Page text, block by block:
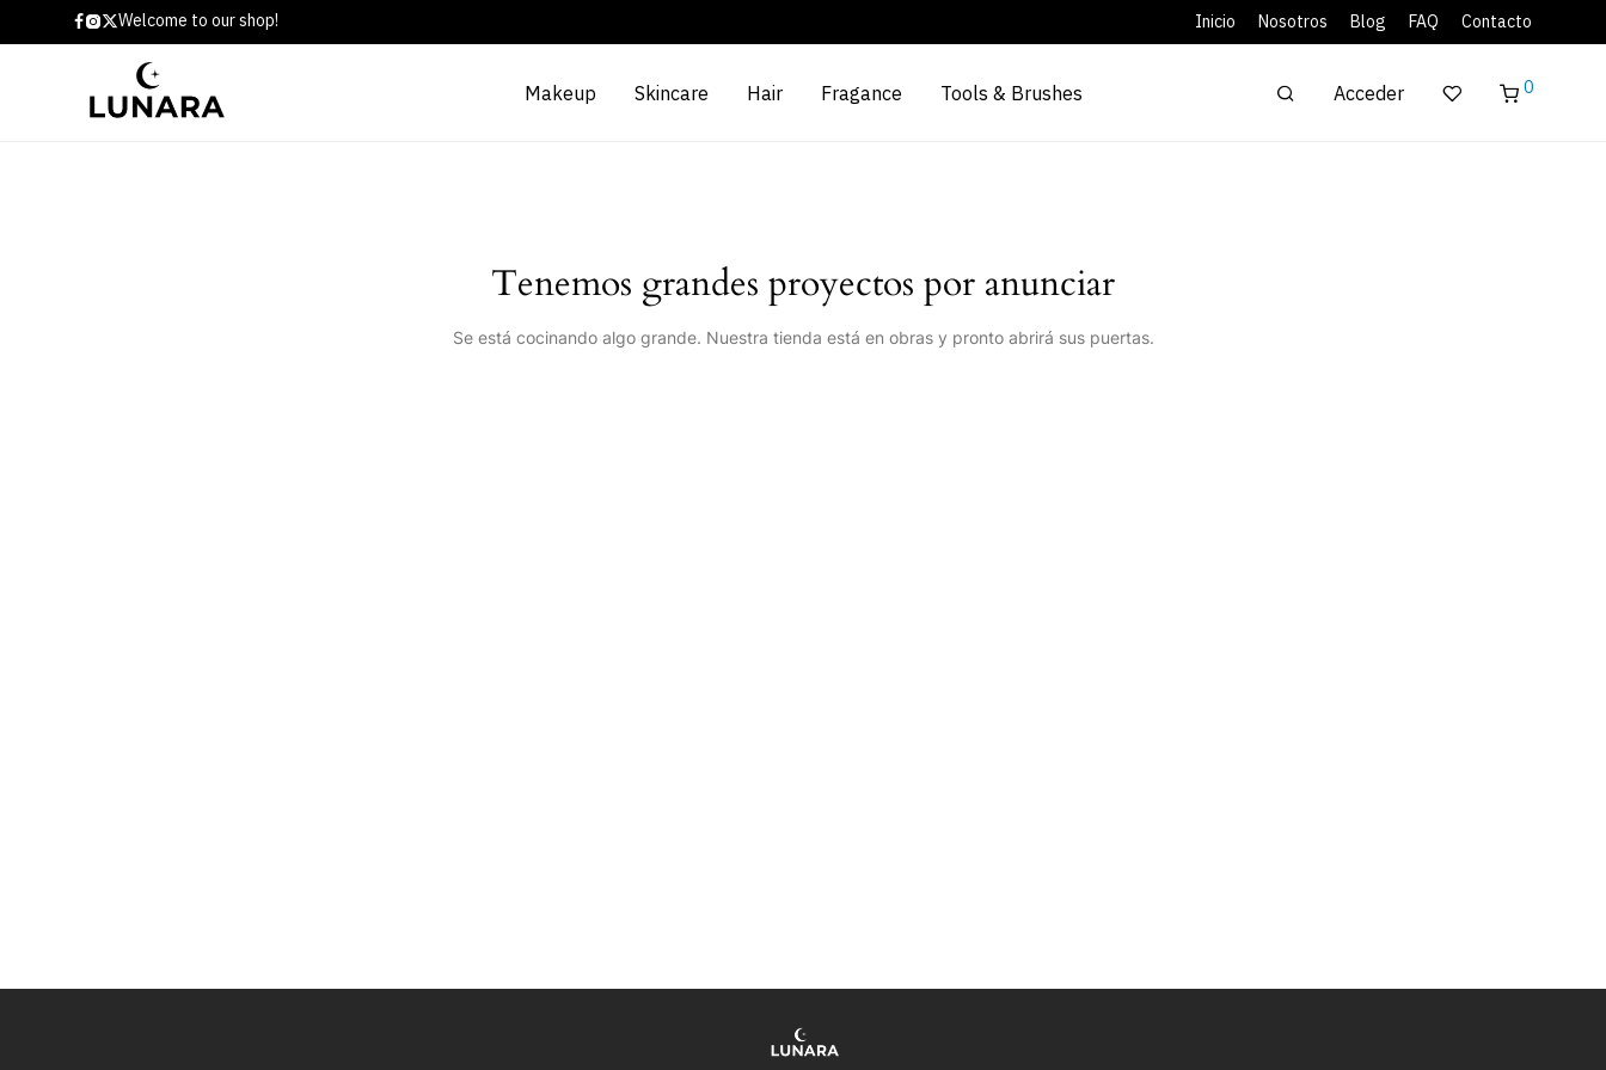
Welcome to our shop! Inicio Nosotros Blog FAQ Contacto
Makeup Skincare Hair Fragance Tools & Brushes Acceder 0
Tenemos grandes proyectos por anunciar
Se está cocinando algo grande. Nuestra tienda está en obras y pronto abrirá sus puertas.